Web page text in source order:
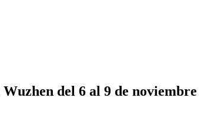
del 6 al 9 de noviembre